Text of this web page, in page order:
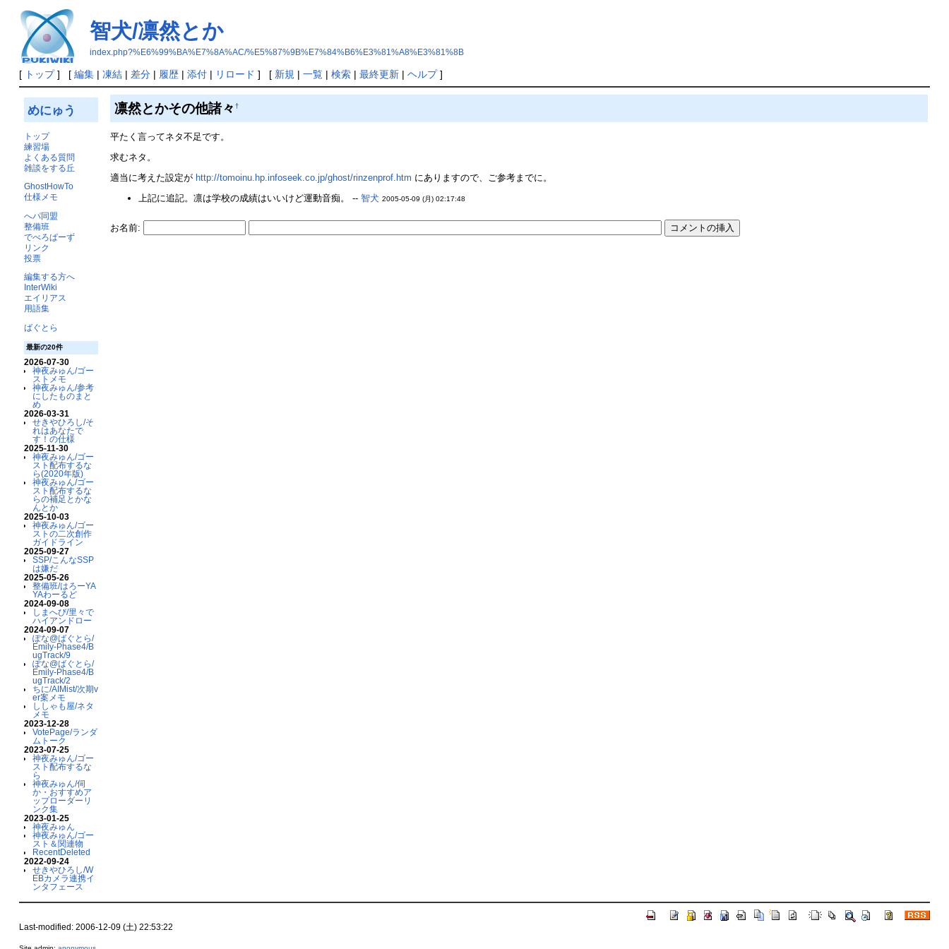
智犬/凛然とか
index.php?%E6%99%BA%E7%8A%AC/%E5%87%9B%E7%84%B6%E3%81%A8%E3%81%8B
[ トップ] [ 編集| 凍結| 差分| 履歴| 添付| リロード ] [ 新規 | 一覧| 検索| 最終更新| ヘルプ]
めにゅう
トップ
練習場
よくある質問
雑談をする丘
GhostHowTo
仕様メモ
へパ同盟
整備班
でべろぱーず
リンク
投票
編集する方へ
InterWiki
エイリアス
用語集
ばぐとら
最新の20件
2026-07-30
神夜みゅん/ゴー
ストメモ
神夜みゅん/参考
にしたものまと
め
2026-03-31
せきやひろし/そ
れはあなたで
す！の仕様
2025-11-30
神夜みゅん/ゴー
スト配布するな
ら(2020年版)
神夜みゅん/ゴー
スト配布するな
らの補足とかな
んとか
2025-10-03
神夜みゅん/ゴー
ストの二次創作
ガイドライン
2025-09-27
SSP/こんなSSP
は嫌だ
2025-05-26
整備班/はろーYA
YAわーるど
2024-09-08
しまへび/里々で
ハイアンドロー
2024-09-07
ぽな@ばぐとら/
Emily-Phase4/B
ugTrack/9
ぽな@ばぐとら/
Emily-Phase4/B
ugTrack/2
ちに/AIMist/次期v
er案メモ
ししゃも屋/ネタ
メモ
2023-12-28
VotePage/ランダ
ムトーク
2023-07-25
神夜みゅん/ゴー
スト配布するな
ら
神夜みゅん/伺
か・おすすめア
ップローダーリ
ンク集
2023-01-25
神夜みゅん
神夜みゅん/ゴー
スト＆関連物
RecentDeleted
2022-09-24
せきやひろし/W
EBカメラ連携イ
ンタフェース
凛然とかその他諸々†
平たく言ってネタ不足です。
求むネタ。
適当に考えた設定が http://tomoinu.hp.infoseek.co.jp/ghost/rinzenprof.htm にありますので、ご参考までに。
上記に追記。凛は学校の成績はいいけど運動音痴。 --智犬 2005-05-09 (月) 02:17:48
お名前:
Last-modified: 2006-12-09 (土) 22:53:22